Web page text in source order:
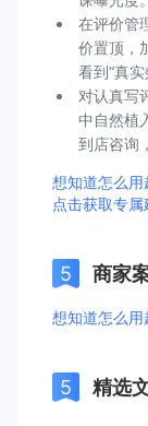
在评价管
价置顶，
看到“真实
对认真写
中自然植
到店咨询
想知道怎么用
点击获取专
商家
想知道怎么
精选